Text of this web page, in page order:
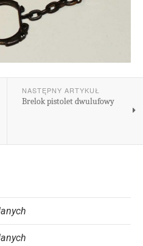
NASTĘPNY ARTYKUŁ
Brelok pistolet dwulufowy